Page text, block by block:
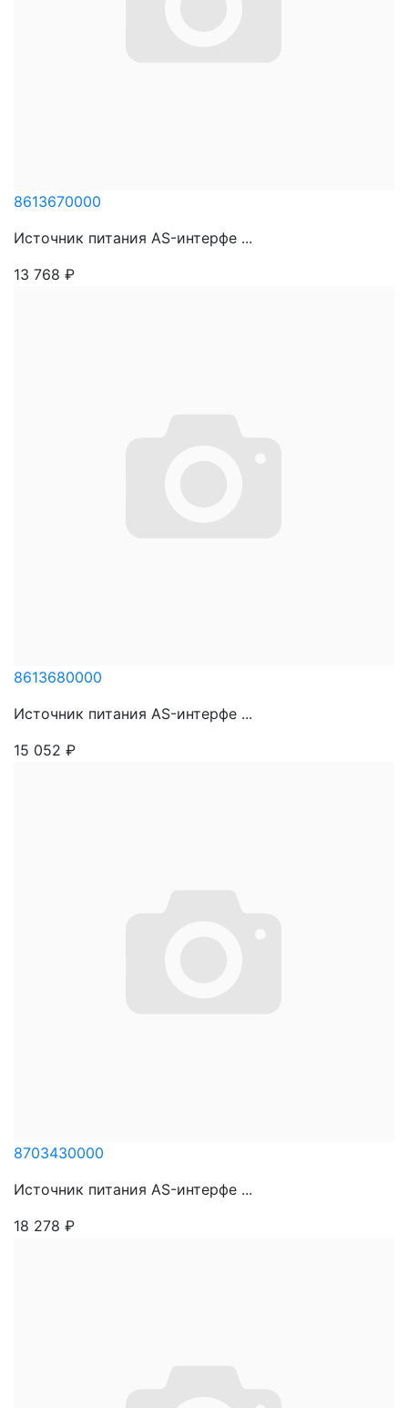
8613670000
Источник питания AS-интерфе ...
13 768 ₽
8613680000
Источник питания AS-интерфе ...
15 052 ₽
8703430000
Источник питания AS-интерфе ...
18 278 ₽